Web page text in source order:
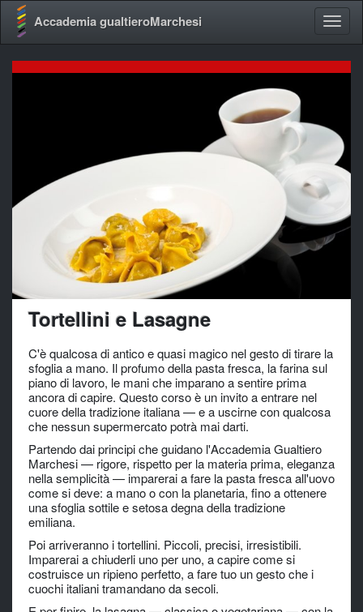
Accademia gualtieroMarchesi
Tortellini e Lasagne
C'è qualcosa di antico e quasi magico nel gesto di tirare la
sfoglia a mano. Il profumo della pasta fresca, la farina sul
piano di lavoro, le mani che imparano a sentire prima
ancora di capire. Questo corso è un invito a entrare nel
cuore della tradizione italiana — e a uscirne con qualcosa
che nessun supermercato potrà mai darti.
Partendo dai principi che guidano l'Accademia Gualtiero
Marchesi — rigore, rispetto per la materia prima, eleganza
nella semplicità — imparerai a fare la pasta fresca all'uovo
come si deve: a mano o con la planetaria, fino a ottenere
una sfoglia sottile e setosa degna della tradizione
emiliana.
Poi arriveranno i tortellini. Piccoli, precisi, irresistibili.
Imparerai a chiuderli uno per uno, a capire come si
costruisce un ripieno perfetto, a fare tuo un gesto che i
cuochi italiani tramandano da secoli.